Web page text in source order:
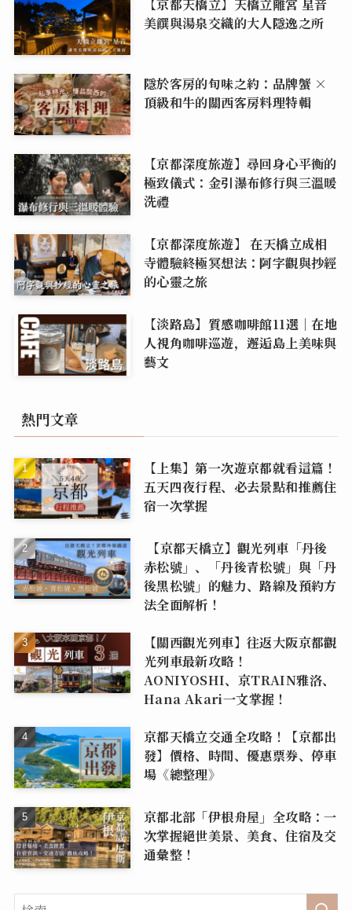
美饌與湯泉交織的大人隱逸之所
隱於客房的旬味之約：品牌蟹 ×
頂級和牛的關西客房料理特輯
【京都深度旅遊】尋回身心平衡的
極致儀式：金引瀑布修行與三溫暖
洗禮
【京都深度旅遊】 在天橋立成相
寺體驗終極冥想法：阿字觀與抄經
的心靈之旅
【淡路島】質感咖啡館11選｜在地
人視角咖啡巡遊，邂逅島上美味與
藝文
熱門文章
【上集】第一次遊京都就看這篇！
五天四夜行程、必去景點和推薦住
宿一次掌握
【京都天橋立】觀光列車「丹後
赤松號」、「丹後青松號」與「丹
後黑松號」的魅力、路線及預約方
法全面解析！
【關西觀光列車】往返大阪京都觀
光列車最新攻略！
AONIYOSHI、京TRAIN雅洛、
Hana Akari一文掌握！
京都天橋立交通全攻略！【京都出
發】價格、時間、優惠票券、停車
場《總整理》
京都北部「伊根舟屋」全攻略：一
次掌握絕世美景、美食、住宿及交
通彙整！